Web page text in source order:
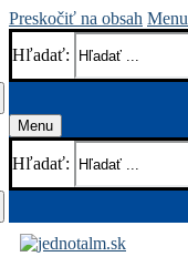
Preskočiť na obsah Menu
Hľadať:
Menu
Hľadať: